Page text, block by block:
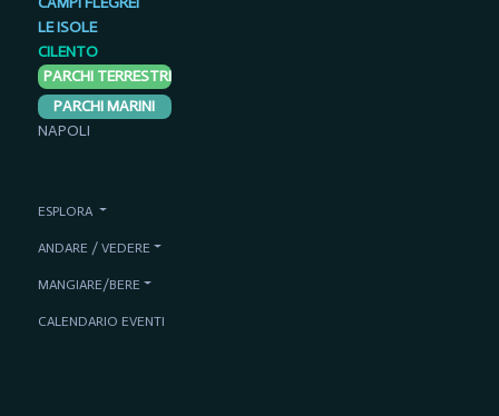
LE ISOLE
CILENTO
PARCHI TERRESTRI
PARCHI MARINI
NAPOLI
ESPLORA
ANDARE / VEDERE
MANGIARE/BERE
CALENDARIO EVENTI